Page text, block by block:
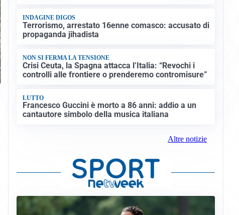
INDAGINE DIGOS
Terrorismo, arrestato 16enne comasco: accusato di
propaganda jihadista
NON SI FERMA LA TENSIONE
Crisi Ceuta, la Spagna attacca l’Italia: “Revochi i
controlli alle frontiere o prenderemo contromisure”
LUTTO
Francesco Guccini è morto a 86 anni: addio a un
cantautore simbolo della musica italiana
Altre notizie